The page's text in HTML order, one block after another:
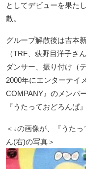
としてデビューを果た
散。
グループ解散後は吉本
（TRF、荻野目洋子さ
ダンサー、振り付け（
2000年にエンターテイ
COMPANY』のメンバ
『うたっておどろんぱ
＜↓の画像が、『うた
ん(右)の写真＞